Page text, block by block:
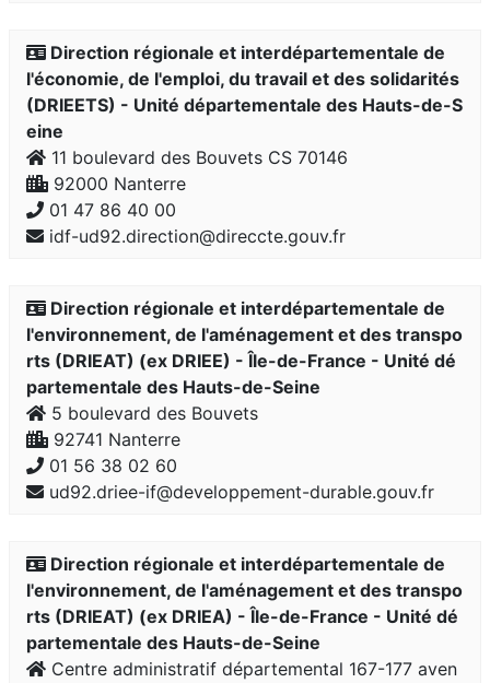
Direction régionale et interdépartementale de
l'économie, de l'emploi, du travail et des solidarités
(DRIEETS) - Unité départementale des Hauts-de-S
eine
11 boulevard des Bouvets CS 70146
92000 Nanterre
01 47 86 40 00
idf-ud92.direction@direccte.gouv.fr
Direction régionale et interdépartementale de
l'environnement, de l'aménagement et des transpo
rts (DRIEAT) (ex DRIEE) - Île-de-France - Unité dé
partementale des Hauts-de-Seine
5 boulevard des Bouvets
92741 Nanterre
01 56 38 02 60
ud92.driee-if@developpement-durable.gouv.fr
Direction régionale et interdépartementale de
l'environnement, de l'aménagement et des transpo
rts (DRIEAT) (ex DRIEA) - Île-de-France - Unité dé
partementale des Hauts-de-Seine
Centre administratif départemental 167-177 aven